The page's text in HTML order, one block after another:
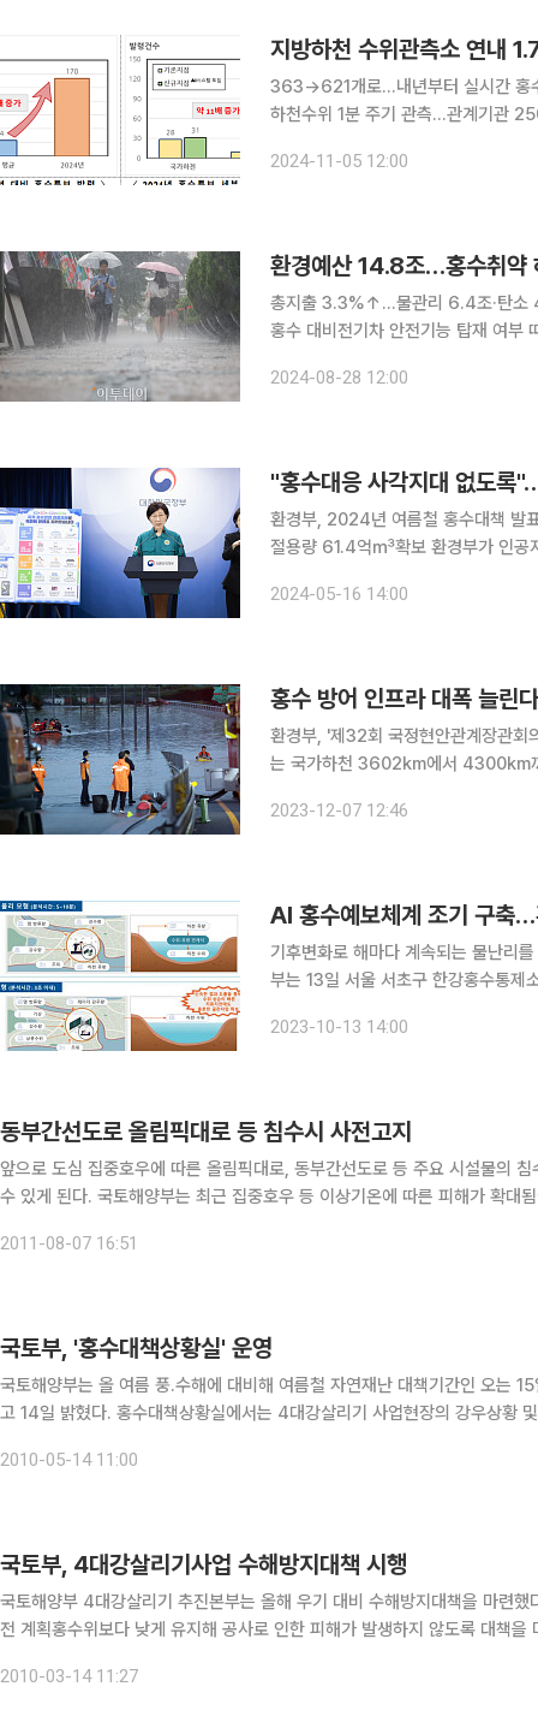
지방하천 수위관측소 연내
363→621개로…내년부터 실시간 홍
하천수위 1분 주기 관측…관계기관
수자원정책관은 5일 정부세종청사
2024-11-05 12:00
총지출 3.3%↑…물관리 6.4조·탄소
홍수 대비전기차 안전기능 탑재 여부 따라 보조금 차등 지급
다. 국가하천 정비 등 홍수대응 투자
2024-08-28 12:00
"홍수대응 사각지대 없도록
환경부, 2024년 여름철 홍수대책
절용량 61.4억㎥확보 환경부가 인공지능(AI)을 활용해 홍수 예보를 3배 늘리고 61억㎥ 규모 물
기후로 예측이 어려운 집중호우가 자
2024-05-16 14:00
홍수 방어 인프라 대폭 늘
환경부, '제32회 국정현안관계장관회
는 국가하천 3602km에서 4300km
는 141.5mm의 집중호우, 2023년 7
2023-12-07 12:46
AI 홍수예보체계 조기 구
기후변화로 해마다 계속되는 물난리를
부는 13일 서울 서초구 한강홍수통제
2023-10-13 14:00
동부간선도로 올림픽대로 등 침수시 사전고지
앞으로 도심 집중호우에 따른 올림픽대로, 동부간선도로 등 주요 시설물의
수 있게 된다. 국토해양부는 최근 집중호우 등 이상기온에 따른 피해가 확대됨에 따라 홍수 예·경보 상황의 실효성을 높이고 수해 상황관리
2011-08-07 16:51
국토부, '홍수대책상황실' 운영
국토해양부는 올 여름 풍.수해에 대비해 여름철 자연재난 대책기간인 오는
고 14일 밝혔다. 홍수대책상황실에서는 4대강살리기 사업현장의 강우상황 및 웹카메라, 전국의 다목적댐 현황, 주요하천의 수위상황과 기
2010-05-14 11:00
국토부, 4대강살리기사업 수해방지대책 시행
국토해양부 4대강살리기 추진본부는 올해 우기 대비 수해방지대책을 마련했다고 14일 밝혔다. 4대강 사업을
전 계획홍수위보다 낮게 유지해 공사로 인한 피해가 발생하지 않도록 대책을 마련했다. 이를 토대로 지방국토청, 수자원
2010-03-14 11:27